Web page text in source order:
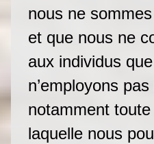
nous ne
et que nous ne
aux individus
n’employons
notamment
laquelle nous